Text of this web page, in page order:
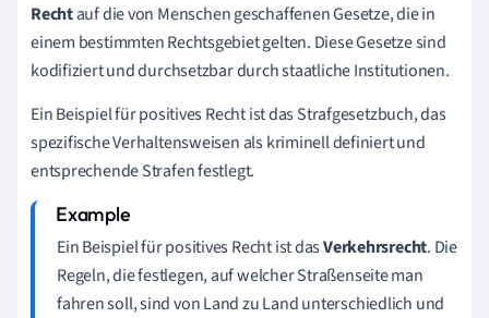
Rechtauf die von Menschen geschaffenen Gesetze, die in
einem bestimmten Rechtsgebiet gelten. Diese Gesetze sind
kodifiziert und durchsetzbar durch staatliche Institutionen.
Ein Beispiel für positives Recht ist das Strafgesetzbuch, das
spezifische Verhaltensweisen als kriminell definiert und
entsprechende Strafen festlegt.
Ein Beispiel für positives Recht ist dasVerkehrsrecht. Die
Regeln, die festlegen, auf welcher Straßenseite man
fahren soll, sind von Land zu Land unterschiedlich und